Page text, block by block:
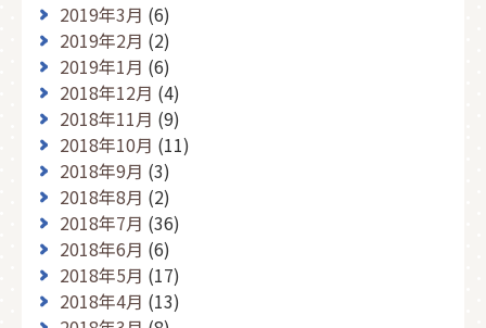
2019年3月 (6)
2019年2月 (2)
2019年1月 (6)
2018年12月 (4)
2018年11月 (9)
2018年10月 (11)
2018年9月 (3)
2018年8月 (2)
2018年7月 (36)
2018年6月 (6)
2018年5月 (17)
2018年4月 (13)